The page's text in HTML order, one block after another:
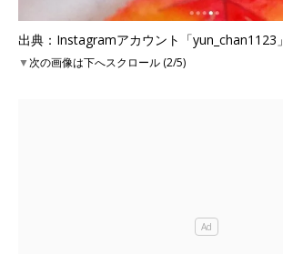
出典：Instagramアカウント「yun_chan1123」
▼次の画像は下へスクロール (2/5)